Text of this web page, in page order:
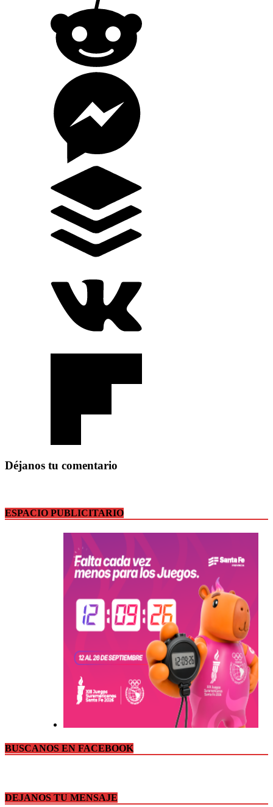
Déjanos tu comentario
ESPACIO PUBLICITARIO
BUSCANOS EN FACEBOOK
DEJANOS TU MENSAJE